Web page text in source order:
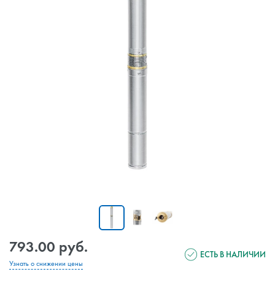
793.00 руб.
Узнать о снижении цены
ЕСТЬ В НАЛИЧИИ